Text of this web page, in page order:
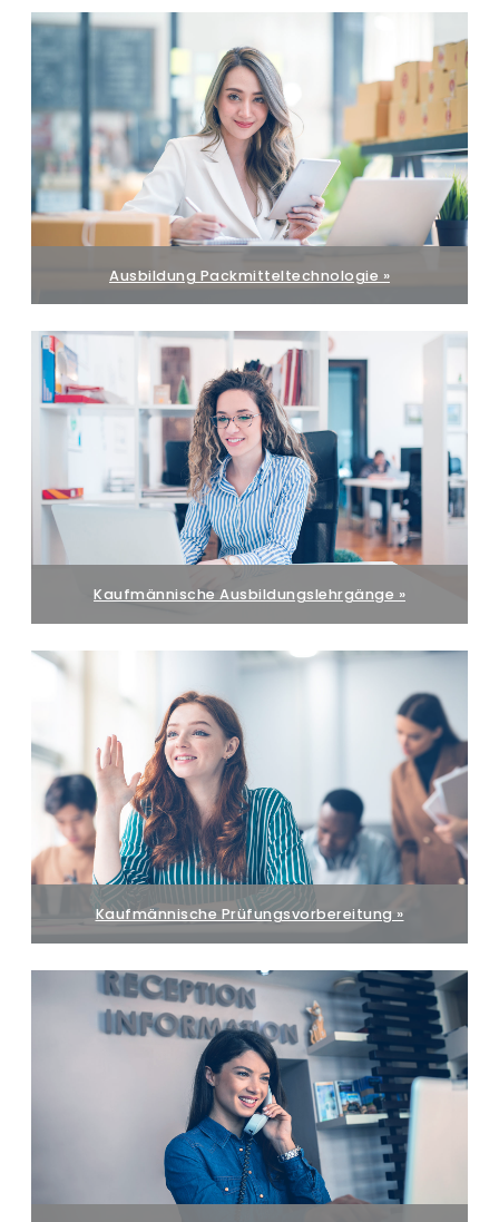
Ausbildung Packmitteltechnologie »
Kaufmännische Ausbildungslehrgänge »
Kaufmännische Prüfungsvorbereitung »